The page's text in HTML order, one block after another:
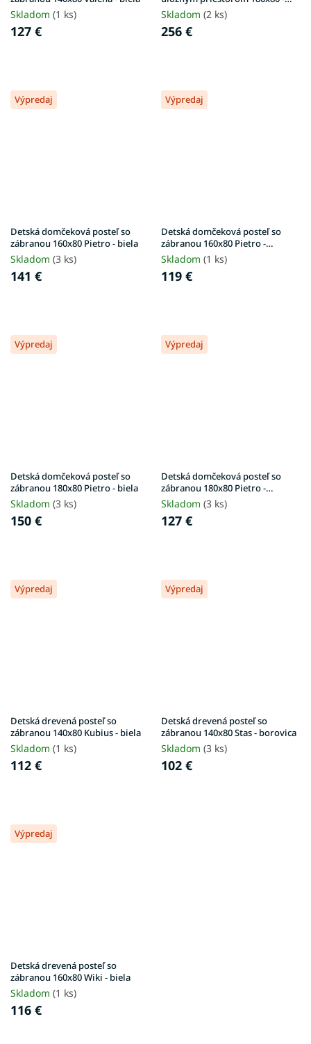
Skladom (1 ks)
127 €
biela
Skladom (2 ks)
256 €
Výpredaj
Detská domčeková posteľ so
zábranou 160x80 Pietro - biela
Skladom (3 ks)
141 €
Výpredaj
Detská domčeková posteľ so
zábranou 160x80 Pietro -
borovica
Skladom (1 ks)
119 €
Výpredaj
Detská domčeková posteľ so
zábranou 180x80 Pietro - biela
Skladom (3 ks)
150 €
Výpredaj
Detská domčeková posteľ so
zábranou 180x80 Pietro -
borovica
Skladom (3 ks)
127 €
Výpredaj
Detská drevená posteľ so
zábranou 140x80 Kubius - biela
Skladom (1 ks)
112 €
Výpredaj
Detská drevená posteľ so
zábranou 140x80 Stas - borovica
Skladom (3 ks)
102 €
Výpredaj
Detská drevená posteľ so
zábranou 160x80 Wiki - biela
Skladom (1 ks)
116 €